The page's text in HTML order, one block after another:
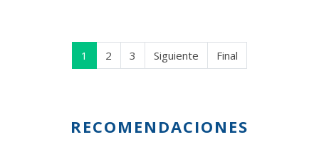
1 2 3 Siguiente Final